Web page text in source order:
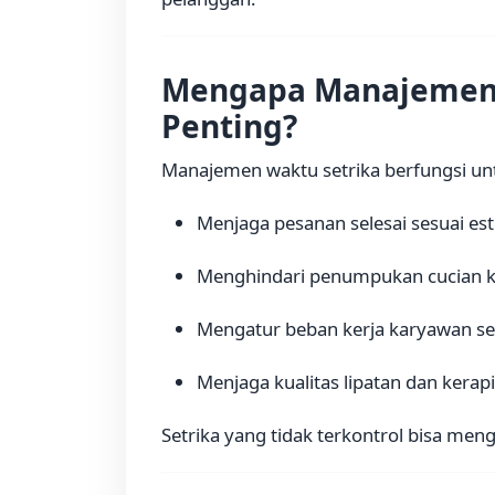
Mengapa
Penting?
Manajemen waktu setrika berfungsi
Menjaga pesanan selesai sesuai
Menghindari penumpukan cucian
Mengatur beban kerja karyawan
Menjaga kualitas lipatan dan
Setrika yang tidak terkontrol bisa